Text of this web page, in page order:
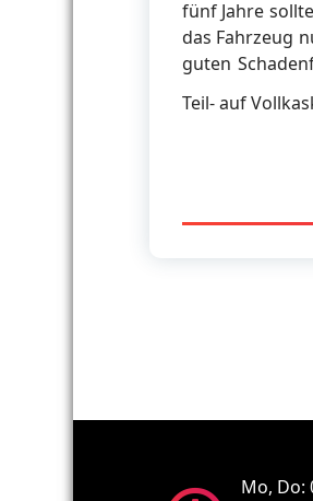
fünf Jahre
das Fahrzeug
guten
Teil- auf
Mo, Do: